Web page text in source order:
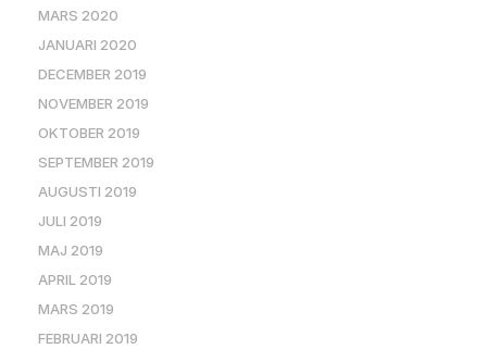
MARS 2020
JANUARI 2020
DECEMBER 2019
NOVEMBER 2019
OKTOBER 2019
SEPTEMBER 2019
AUGUSTI 2019
JULI 2019
MAJ 2019
APRIL 2019
MARS 2019
FEBRUARI 2019